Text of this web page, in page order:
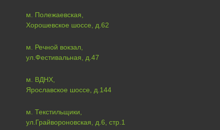
м. Полежаевская,
Хорошевское шоссе, д.62
м. Речной вокзал,
ул.Фестивальная, д.47
м. ВДНХ,
Ярославское шоссе, д.144
м. Текстильщики,
ул.Грайвороновская, д.6, стр.1